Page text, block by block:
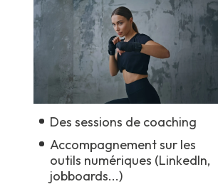
Des sessions de coaching
Accompagnement sur les
outils numériques (LinkedIn,
jobboards...)